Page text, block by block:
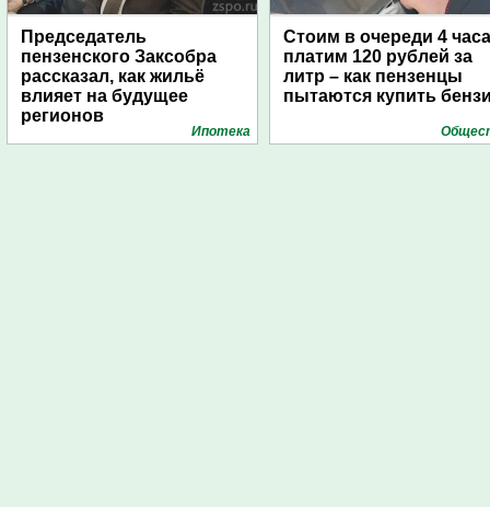
Председатель
пензенского Заксобра
рассказал, как жильё
влияет на будущее
регионов
Ипотека
Стоим в очереди 4
платим 120 рублей за
литр – как пензенцы
пытаются купить